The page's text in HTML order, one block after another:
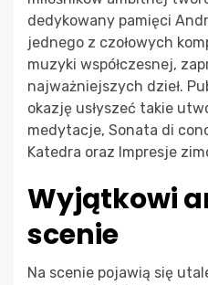
dedykowany pamięci
jednego z czołowych
muzyki współczesnej,
najważniejszych dzieł.
okazję usłyszeć takie
medytacje, Sonata di
Katedra oraz Impresje
Wyjątkowi
scenie
Na scenie pojawią się